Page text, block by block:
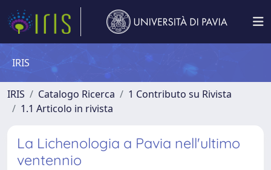
IRIS
IRIS Catalogo Ricerca
1 Contributo su Rivista
1.1 Articolo in rivista
La Lichenologia a Pavia nell'ultimo
ventennio